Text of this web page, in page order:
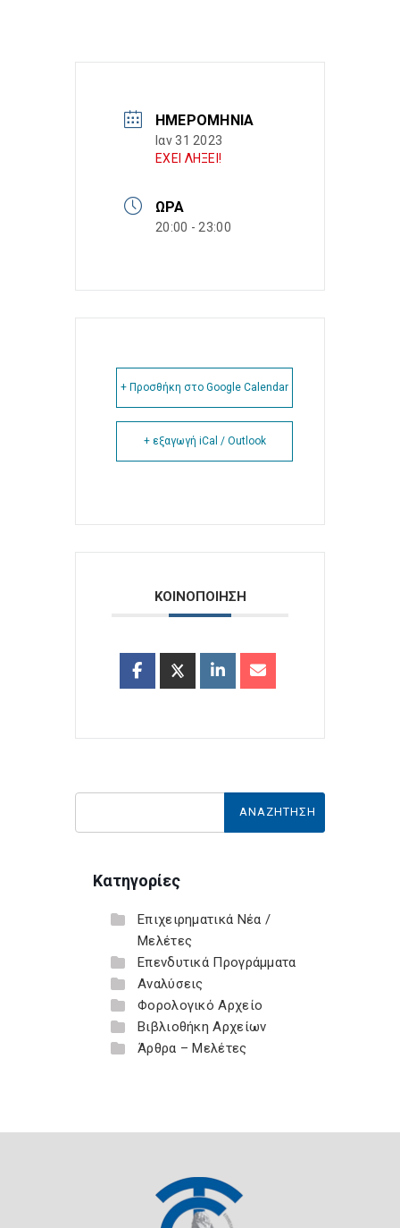
ΗΜΕΡΟΜΗΝΊΑ
Ιαν 31 2023
ΕΧΕΙ ΛΗΞΕΙ!
ΏΡΑ
20:00 - 23:00
+ Προσθήκη στο Google Calendar
+ εξαγωγή iCal / Outlook
ΚΟΙΝΟΠΟΙΗΣΗ
Κατηγορίες
Επιχειρηματικά Νέα /
Μελέτες
Επενδυτικά Προγράμματα
Αναλύσεις
Φορολογικό Αρχείο
Βιβλιοθήκη Αρχείων
Άρθρα – Μελέτες